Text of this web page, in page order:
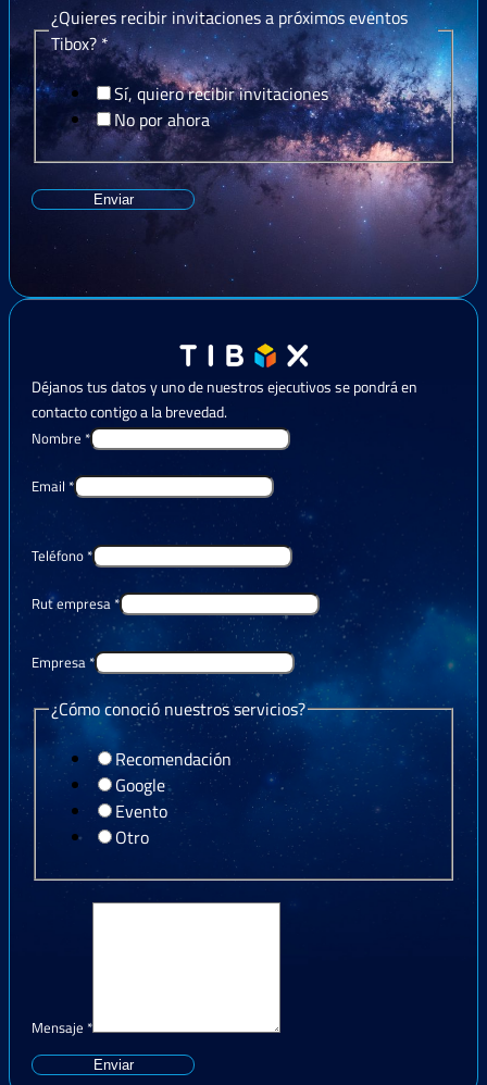
¿Quieres recibir invitaciones a próximos eventos
Tibox?*
Sí, quiero recibir invitaciones
No por ahora
Enviar
Déjanos tus datos y uno de nuestros ejecutivos se pondrá en
contacto contigo a la brevedad.
Nombre *
Email *
Teléfono *
Rut empresa *
Empresa *
¿Cómo conoció nuestros servicios?
Recomendación
Google
Evento
Otro
Mensaje *
Enviar